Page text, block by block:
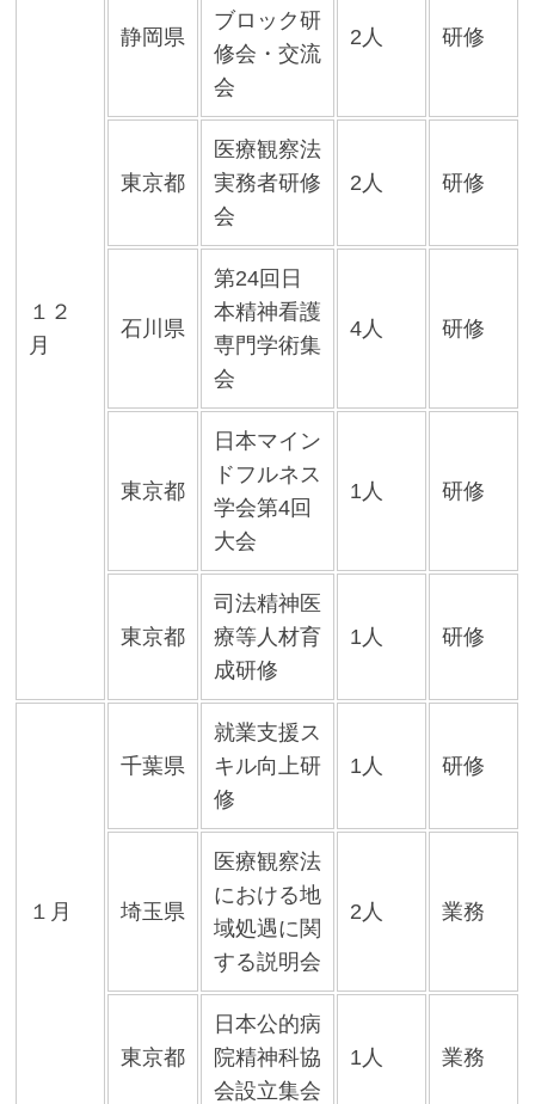
１２
月
静岡県
ブロック研
修会・交流
会
2人 研修
東京都
医療観察法
実務者研修
会
2人 研修
石川県
第24回日
本精神看護
専門学術集
会
4人 研修
東京都
日本マイン
ドフルネス
学会第4回
大会
1人 研修
東京都
司法精神医
療等人材育
成研修
1人 研修
１月
千葉県
就業支援ス
キル向上研
修
1人 研修
埼玉県
医療観察法
における地
域処遇に関
する説明会
2人 業務
東京都
日本公的病
院精神科協
会設立集会
1人 業務